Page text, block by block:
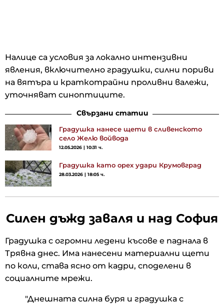
Налице са условия за локално интензивни
явления, включително градушки, силни пориви
на вятъра и краткотрайни проливни валежи,
уточняват синоптиците.
Свързани статии
Градушка нанесе щети в сливенското
село Желю войвода
12.05.2026 | 10:31 ч.
Градушка като орех удари Крумовград
28.03.2026 | 18:05 ч.
Силен дъжд заваля и над София
Градушка с огромни ледени късове е паднала в
Трявна днес. Има нанесени материални щети
по коли, става ясно от кадри, споделени в
социалните мрежи.
"Днешната силна буря и градушка с